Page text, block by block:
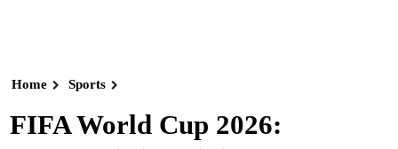
Home Sports
FIFA World Cup 2026: